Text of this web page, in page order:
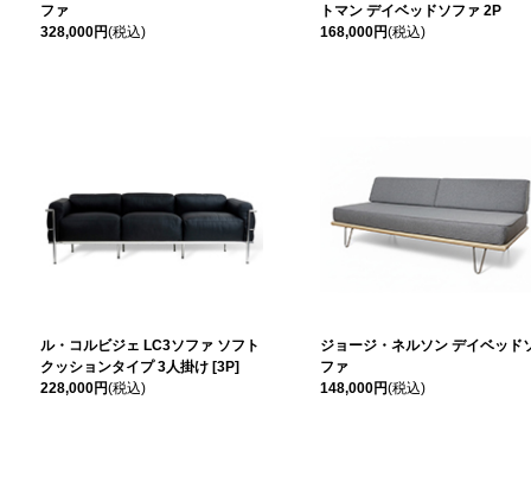
ファ
328,000円(税込)
トマン デイベッドソファ 2P
168,000円(税込)
ル・コルビジェ LC3ソファ ソフト
クッションタイプ 3人掛け [3P]
228,000円(税込)
ジョージ・ネルソン デイベッド
ファ
148,000円(税込)